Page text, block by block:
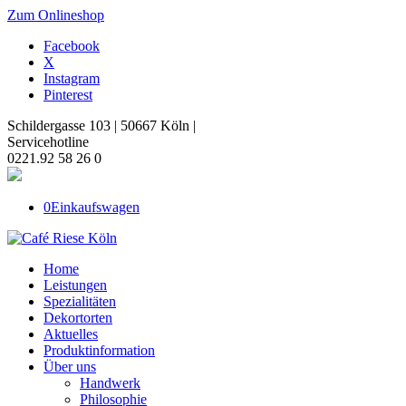
Zum Onlineshop
Facebook
X
Instagram
Pinterest
Schildergasse 103 | 50667 Köln |
Servicehotline
0221.92 58 26 0
0Einkaufswagen
Home
Leistungen
Spezialitäten
Dekortorten
Aktuelles
Produktinformation
Über uns
Handwerk
Philosophie